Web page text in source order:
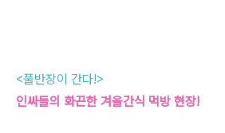
<풀반장이 간다!>
인싸들의 화끈한 겨울간식 먹방 현장!